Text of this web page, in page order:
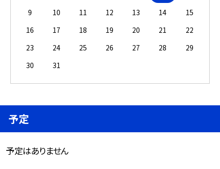
9
10 11 12 13 14
15
16
17 18 19 20 21
22
23
24 25 26 27 28
29
30
31
予定
予定はありません